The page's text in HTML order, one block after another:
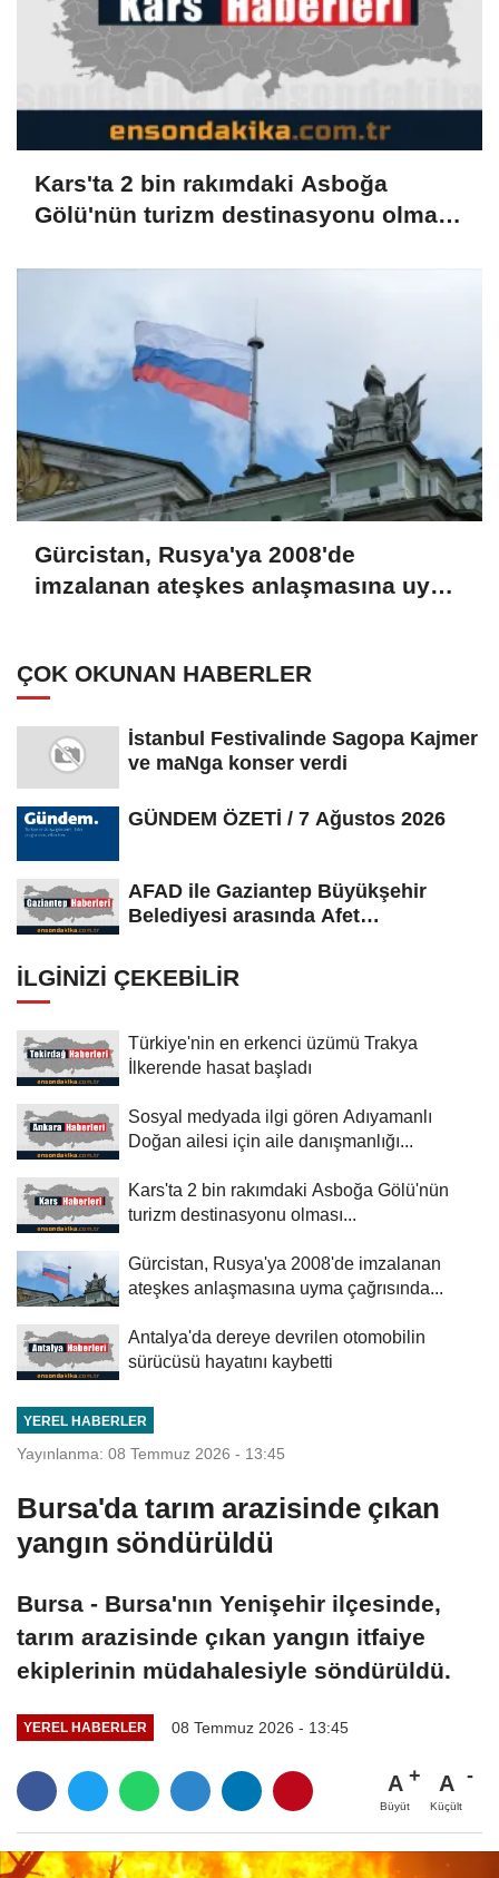
Kars'ta 2 bin rakımdaki Asboğa
Gölü'nün turizm destinasyonu olması
Gürcistan, Rusya'ya 2008'de
imzalanan ateşkes anlaşmasına uyma
ÇOK OKUNAN HABERLER
İstanbul Festivalinde Sagopa Kajmer
ve maNga konser verdi
GÜNDEM ÖZETİ / 7 Ağustos 2026
AFAD ile Gaziantep Büyükşehir
Belediyesi arasında Afet
İLGINIZI ÇEKEBILIR
Türkiye'nin en erkenci üzümü Trakya
İlkerende hasat başladı
Sosyal medyada ilgi gören Adıyamanlı
Doğan ailesi için aile danışmanlığı...
Kars'ta 2 bin rakımdaki Asboğa Gölü'nün
turizm destinasyonu olması...
Gürcistan, Rusya'ya 2008'de imzalanan
ateşkes anlaşmasına uyma çağrısında...
Antalya'da dereye devrilen otomobilin
sürücüsü hayatını kaybetti
YEREL HABERLER
Yayınlanma: 08 Temmuz 2026 - 13:45
Bursa'da tarım arazisinde çıkan
yangın söndürüldü
Bursa - Bursa'nın Yenişehir ilçesinde,
tarım arazisinde çıkan yangın itfaiye
ekiplerinin müdahalesiyle söndürüldü.
YEREL HABERLER 08 Temmuz 2026 - 13:45
A
Büyüt
A
Küçült